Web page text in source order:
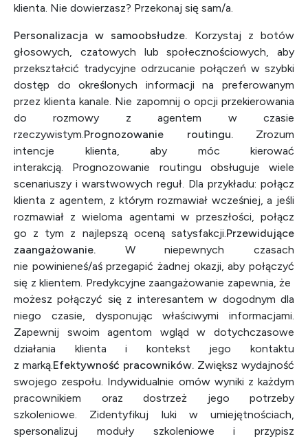
klienta. Nie dowierzasz? Przekonaj się sam/a.
Personalizacja w samoobsłudze. Korzystaj z botów
głosowych, czatowych lub społecznościowych, aby
przekształcić tradycyjne odrzucanie połączeń w szybki
dostęp do określonych informacji na preferowanym
przez klienta kanale. Nie zapomnij o opcji przekierowania
do rozmowy z agentem w czasie
rzeczywistym.Prognozowanie routingu. Zrozum
intencje klienta, aby móc kierować
interakcją. Prognozowanie routingu obsługuje wiele
scenariuszy i warstwowych reguł. Dla przykładu: połącz
klienta z agentem, z którym rozmawiał wcześniej, a jeśli
rozmawiał z wieloma agentami w przeszłości, połącz
go z tym z najlepszą oceną satysfakcji.Przewidujące
zaangażowanie. W niepewnych czasach
nie powinieneś/aś przegapić żadnej okazji, aby połączyć
się z klientem. Predykcyjne zaangażowanie zapewnia, że ​​
możesz połączyć się z interesantem w dogodnym dla
niego czasie, dysponując właściwymi informacjami.
Zapewnij swoim agentom wgląd w dotychczasowe
działania klienta i kontekst jego kontaktu
z marką.Efektywność pracowników. Zwiększ wydajność
swojego zespołu. Indywidualnie omów wyniki z każdym
pracownikiem oraz dostrzeż jego potrzeby
szkoleniowe. Zidentyfikuj luki w umiejętnościach,
spersonalizuj moduły szkoleniowe i przypisz